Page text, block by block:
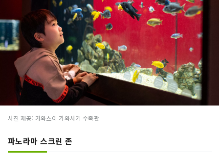
사진 제공: 가와스이 가와사키 수족관
파노라마 스크린 존